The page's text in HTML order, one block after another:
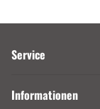
Service
Informationen